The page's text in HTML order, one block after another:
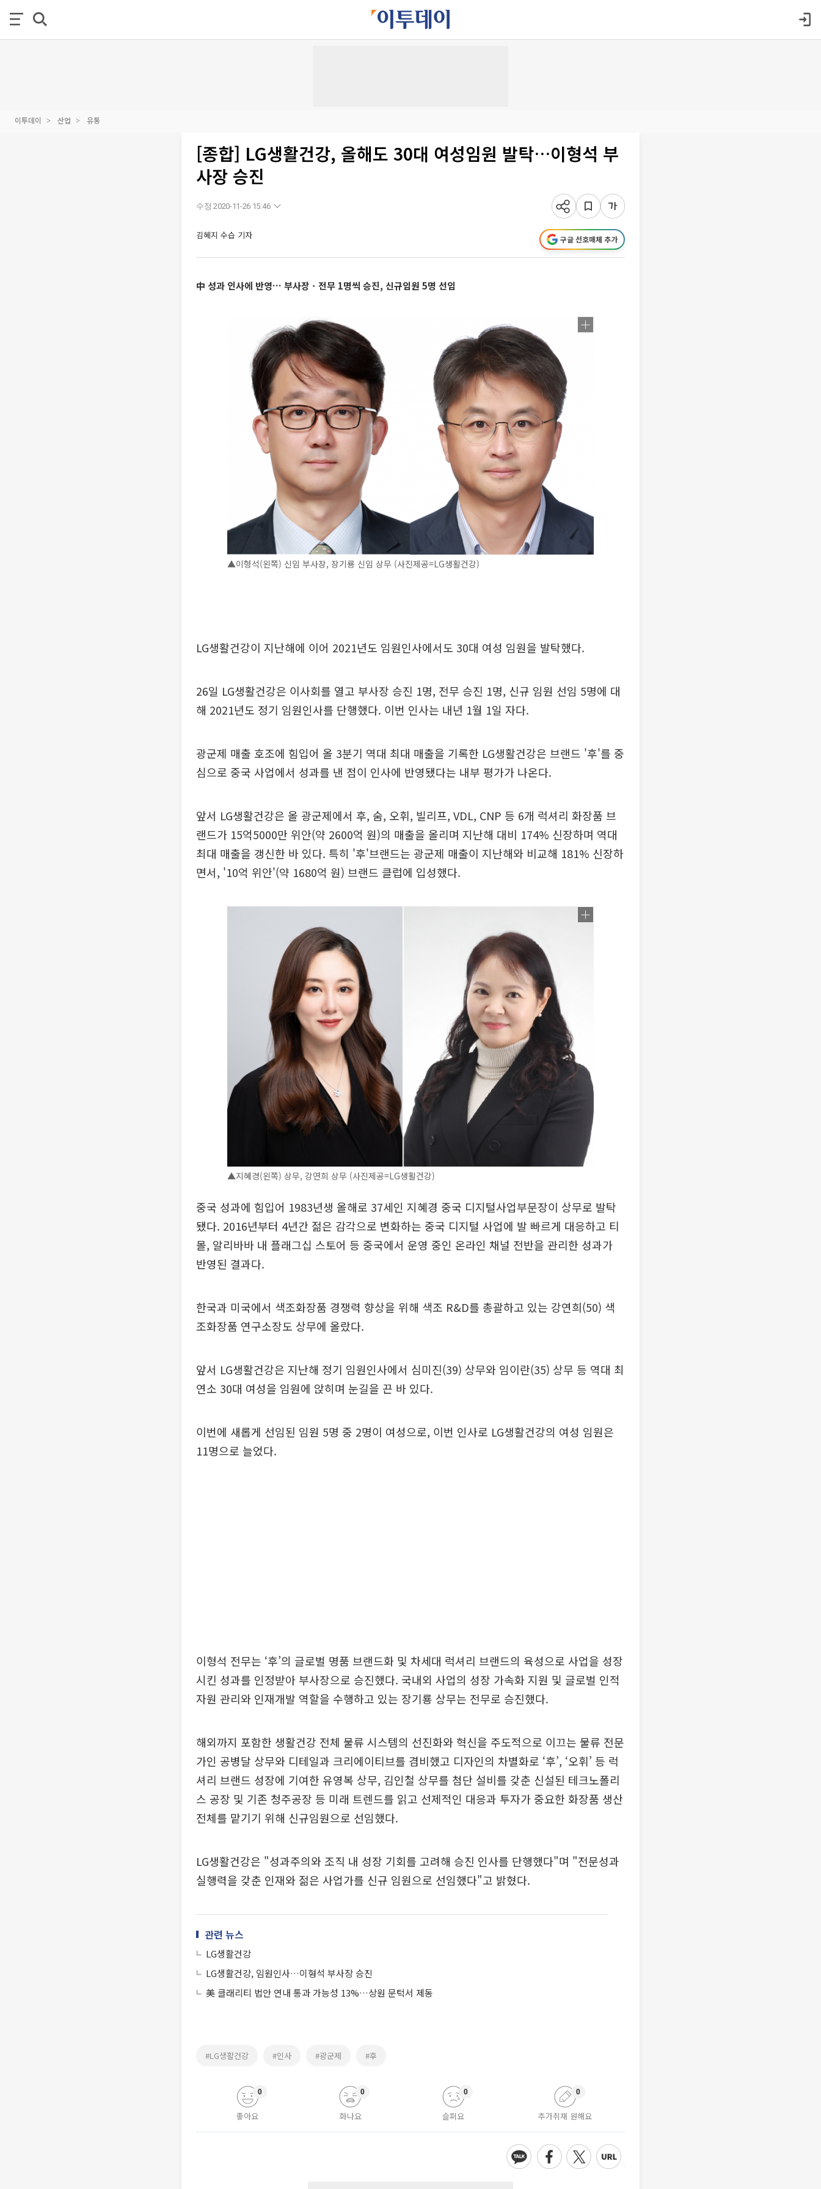
이투데이 산업 유통
[종합] LG생활건강, 올해도 30대 여성임원 발탁…이형석 부
사장 승진
수정 2020-11-26 15:46
김혜지 수습 기자 구글 선호매체 추가
中 성과 인사에 반영… 부사장ㆍ전무 1명씩 승진, 신규임원 5명 선임
▲이형석(왼쪽) 신임 부사장, 장기룡 신임 상무 (사진제공=LG생활건강)
LG생활건강이 지난해에 이어 2021년도 임원인사에서도 30대 여성 임원을 발탁했다.
26일 LG생활건강은 이사회를 열고 부사장 승진 1명, 전무 승진 1명, 신규 임원 선임 5명에 대
해 2021년도 정기 임원인사를 단행했다. 이번 인사는 내년 1월 1일 자다.
광군제 매출 호조에 힘입어 올 3분기 역대 최대 매출을 기록한 LG생활건강은 브랜드 '후'를 중
심으로 중국 사업에서 성과를 낸 점이 인사에 반영됐다는 내부 평가가 나온다.
앞서 LG생활건강은 올 광군제에서 후, 숨, 오휘, 빌리프, VDL, CNP 등 6개 럭셔리 화장품 브
랜드가 15억5000만 위안(약 2600억 원)의 매출을 올리며 지난해 대비 174% 신장하며 역대
최대 매출을 갱신한 바 있다. 특히 '후'브랜드는 광군제 매출이 지난해와 비교해 181% 신장하
면서, '10억 위안'(약 1680억 원) 브랜드 클럽에 입성했다.
▲지혜경(왼쪽) 상무, 강연희 상무 (사진제공=LG생활건강)
중국 성과에 힘입어 1983년생 올해로 37세인 지혜경 중국 디지털사업부문장이 상무로 발탁
됐다. 2016년부터 4년간 젊은 감각으로 변화하는 중국 디지털 사업에 발 빠르게 대응하고 티
몰, 알리바바 내 플래그십 스토어 등 중국에서 운영 중인 온라인 채널 전반을 관리한 성과가
반영된 결과다.
한국과 미국에서 색조화장품 경쟁력 향상을 위해 색조 R&D를 총괄하고 있는 강연희(50) 색
조화장품 연구소장도 상무에 올랐다.
앞서 LG생활건강은 지난해 정기 임원인사에서 심미진(39) 상무와 임이란(35) 상무 등 역대 최
연소 30대 여성을 임원에 앉히며 눈길을 끈 바 있다.
이번에 새롭게 선임된 임원 5명 중 2명이 여성으로, 이번 인사로 LG생활건강의 여성 임원은
11명으로 늘었다.
이형석 전무는 ‘후’의 글로벌 명품 브랜드화 및 차세대 럭셔리 브랜드의 육성으로 사업을 성장
시킨 성과를 인정받아 부사장으로 승진했다. 국내외 사업의 성장 가속화 지원 및 글로벌 인적
자원 관리와 인재개발 역할을 수행하고 있는 장기룡 상무는 전무로 승진했다.
해외까지 포함한 생활건강 전체 물류 시스템의 선진화와 혁신을 주도적으로 이끄는 물류 전문
가인 공병달 상무와 디테일과 크리에이티브를 겸비했고 디자인의 차별화로 ‘후’, ‘오휘’ 등 럭
셔리 브랜드 성장에 기여한 유영복 상무, 김인철 상무를 첨단 설비를 갖춘 신설된 테크노폴리
스 공장 및 기존 청주공장 등 미래 트렌드를 읽고 선제적인 대응과 투자가 중요한 화장품 생산
전체를 맡기기 위해 신규임원으로 선임했다.
LG생활건강은 "성과주의와 조직 내 성장 기회를 고려해 승진 인사를 단행했다"며 "전문성과
실행력을 갖춘 인재와 젊은 사업가를 신규 임원으로 선임했다"고 밝혔다.
관련 뉴스
LG생활건강
LG생활건강, 임원인사…이형석 부사장 승진
美 클래리티 법안 연내 통과 가능성 13%…상원 문턱서 제동
#LG생활건강 #인사 #광군제 #후
좋아요
0
화나요
0
슬퍼요
0
추가취재 원해요
0